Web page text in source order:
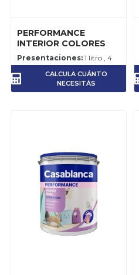
PERFORMANCE
INTERIOR COLORES
Presentaciones:1 litro , 4
Rendimiento:5-6 m2 por
CALCULA CUÁNTO
NECESITÁS